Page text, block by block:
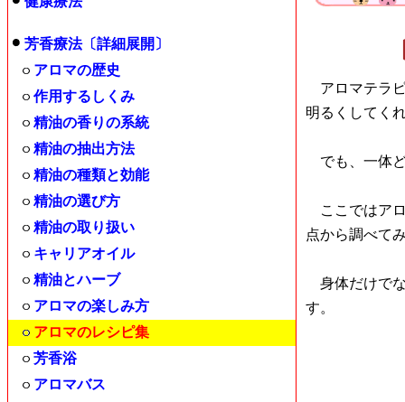
アロマテラ
明るくしてく
でも、一体
ここではア
点から調べて
身体だけで
す。
芳香療法〔詳細展開〕
アロマの歴史
作用するしくみ
精油の香りの系統
精油の抽出方法
精油の種類と効能
精油の選び方
精油の取り扱い
キャリアオイル
精油とハーブ
アロマの楽しみ方
アロマのレシピ集
芳香浴
アロマバス